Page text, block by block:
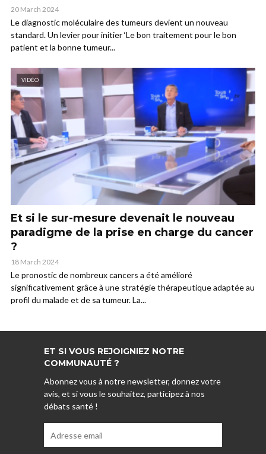
20 March 2024
Le diagnostic moléculaire des tumeurs devient un nouveau
standard. Un levier pour initier ‘Le bon traitement pour le bon
patient et la bonne tumeur...
VIDÉO
Et si le sur-mesure devenait le nouveau
paradigme de la prise en charge du cancer
?
18 March 2024
Le pronostic de nombreux cancers a été amélioré
significativement grâce à une stratégie thérapeutique adaptée au
profil du malade et de sa tumeur. La...
ET SI VOUS REJOIGNIEZ NOTRE
COMMUNAUTÉ ?
Abonnez vous à notre newsletter, donnez votre
avis, et si vous le souhaitez, participez à nos
débats santé !